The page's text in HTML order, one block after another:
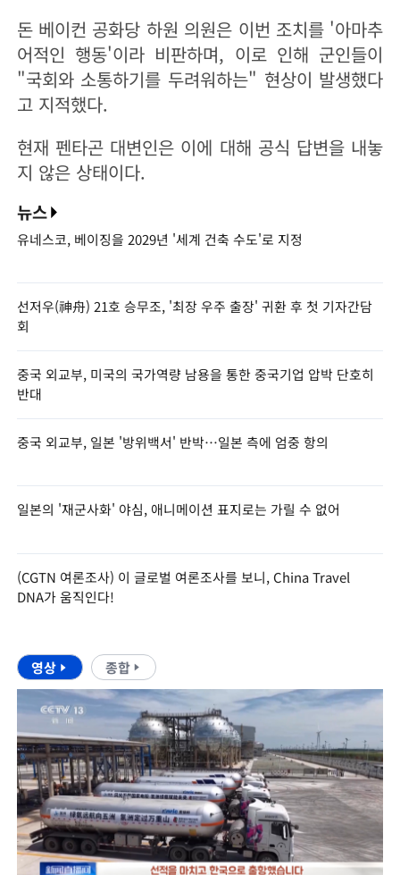
돈 베이컨 공화당 하원 의원은 이번 조치를 '아마추
어적인 행동'이라 비판하며, 이로 인해 군인들이
"국회와 소통하기를 두려워하는" 현상이 발생했다
고 지적했다.
현재 펜타곤 대변인은 이에 대해 공식 답변을 내놓
지 않은 상태이다.
뉴스
유네스코, 베이징을 2029년 '세계 건축 수도'로 지정
선저우(神舟) 21호 승무조, '최장 우주 출장' 귀환 후 첫 기자간담
회
중국 외교부, 미국의 국가역량 남용을 통한 중국기업 압박 단호히
반대
중국 외교부, 일본 '방위백서' 반박…일본 측에 엄중 항의
일본의 '재군사화' 야심, 애니메이션 표지로는 가릴 수 없어
(CGTN 여론조사) 이 글로벌 여론조사를 보니, China Travel
DNA가 움직인다!
영상 종합